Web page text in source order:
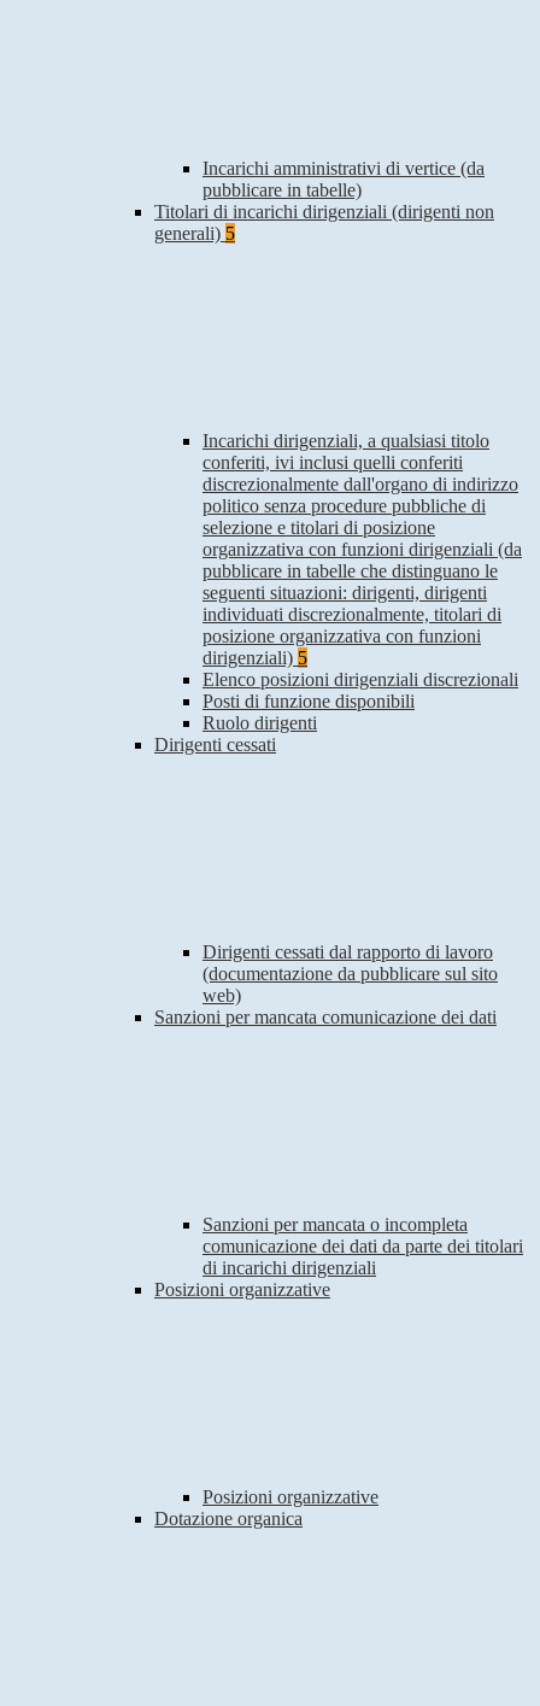
Incarichi amministrativi di vertice (da
pubblicare in tabelle)
Titolari di incarichi dirigenziali (dirigenti non
generali) 5
Incarichi dirigenziali, a qualsiasi titolo
conferiti, ivi inclusi quelli conferiti
discrezionalmente dall'organo di indirizzo
politico senza procedure pubbliche di
selezione e titolari di posizione
organizzativa con funzioni dirigenziali (da
pubblicare in tabelle che distinguano le
seguenti situazioni: dirigenti, dirigenti
individuati discrezionalmente, titolari di
posizione organizzativa con funzioni
dirigenziali) 5
Elenco posizioni dirigenziali discrezionali
Posti di funzione disponibili
Ruolo dirigenti
Dirigenti cessati
Dirigenti cessati dal rapporto di lavoro
(documentazione da pubblicare sul sito
web)
Sanzioni per mancata comunicazione dei dati
Sanzioni per mancata o incompleta
comunicazione dei dati da parte dei titolari
di incarichi dirigenziali
Posizioni organizzative
Posizioni organizzative
Dotazione organica